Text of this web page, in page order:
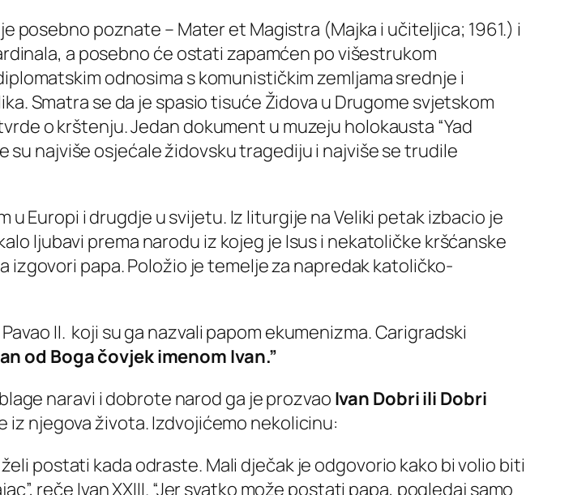
posebno poznate – Mater et Magistra (Majka i učiteljica; 1961.) i
a posebno će ostati zapamćen po višestrukom
odnosima s komunističkim zemljama srednje i
Smatra se da je spasio tisuće Židova u Drugome svjetskom
o krštenju. Jedan dokument u muzeju holokausta “Yad
su najviše osjećale židovsku tragediju i najviše se trudile
u Europi i drugdje u svijetu. Iz liturgije na Veliki petak izbacio je
ljubavi prema narodu iz kojeg je Isus i nekatoličke kršćanske
izgovori papa. Položio je temelje za napredak katoličko-
II. koji su ga nazvali papom ekumenizma. Carigradski
od Boga čovjek imenom Ivan.”
naravi i dobrote narod ga je prozvao Ivan Dobri ili Dobri
njegova života. Izdvojićemo nekolicinu:
postati kada odraste. Mali dječak je odgovorio kako bi volio biti
reče Ivan XXIII. “Jer svatko može postati papa, pogledaj samo